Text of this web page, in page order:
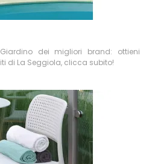
dei migliori brand: ottieni
di La Seggiola, clicca subito!